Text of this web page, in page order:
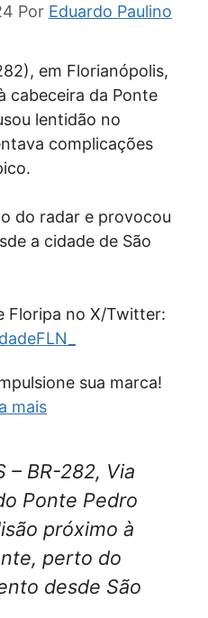
Por Eduardo Paulino
em Florianópolis,
cabeceira da Ponte
lentidão no
complicações
do radar e provocou
a cidade de São
Floripa no X/Twitter:
sua marca!
mais
– BR-282, Via
Ponte Pedro
próximo à
perto do
desde São